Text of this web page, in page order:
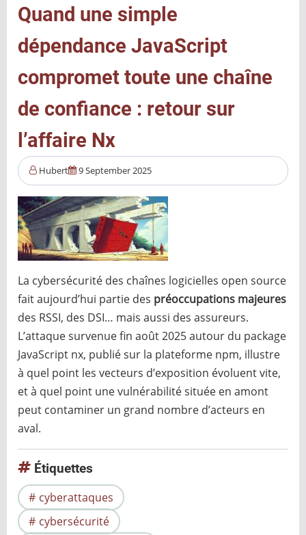
nous
appris
ce
que
2026
nous
réserve
Quand une simple
dépendance JavaScript
compromet toute une chaîne
de confiance : retour sur
l’affaire Nx
Hubert 9 September 2025
La cybersécurité des chaînes logicielles open source
fait aujourd’hui partie des préoccupations majeures
des RSSI, des DSI… mais aussi des assureurs.
L’attaque survenue fin août 2025 autour du package
JavaScript nx, publié sur la plateforme npm, illustre
à quel point les vecteurs d’exposition évoluent vite,
et à quel point une vulnérabilité située en amont
peut contaminer un grand nombre d’acteurs en
aval.
Étiquettes
cyberattaques
cybersécurité